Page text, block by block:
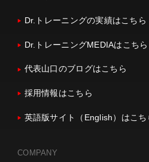
Dr.トレーニングの実績はこちら
Dr.トレーニングMEDIAはこちら
代表山口のブログはこちら
採用情報はこちら
英語版サイト（English）はこち
COMPANY